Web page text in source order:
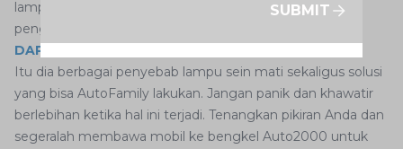
lampu sein karena dapat membahayakan Anda dan
pengemudi lainnya di jalanan.
DAPATKAN KUPON SERVICE HANYA DI AUTO2000
Itu dia berbagai penyebab lampu sein mati sekaligus solusi
yang bisa AutoFamily lakukan. Jangan panik dan khawatir
berlebihan ketika hal ini terjadi. Tenangkan pikiran Anda dan
segeralah membawa mobil ke bengkel Auto2000 untuk
SUBMIT